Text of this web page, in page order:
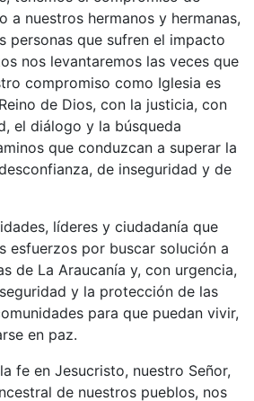
a nuestros hermanos y hermanas,
personas que sufren el impacto
nos levantaremos las veces que
compromiso como Iglesia es
de Dios, con la justicia, con
el diálogo y la búsqueda
que conduzcan a superar la
de inseguridad y de
líderes y ciudadanía que
esfuerzos por buscar solución a
de La Araucanía y, con urgencia,
y la protección de las
para que puedan vivir,
en paz.
fe en Jesucristo, nuestro Señor,
de nuestros pueblos, nos